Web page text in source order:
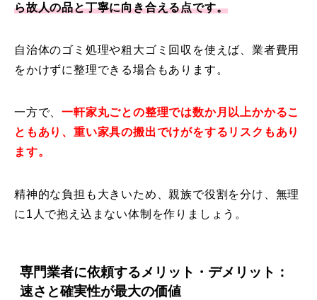
ら故人の品と丁寧に向き合える点です。
自治体のゴミ処理や粗大ゴミ回収を使えば、業者費用
をかけずに整理できる場合もあります。
一方で、一軒家丸ごとの整理では数か月以上かかるこ
ともあり、重い家具の搬出でけがをするリスクもあり
ます。
精神的な負担も大きいため、親族で役割を分け、無理
に1人で抱え込まない体制を作りましょう。
専門業者に依頼するメリット・デメリット：
速さと確実性が最大の価値